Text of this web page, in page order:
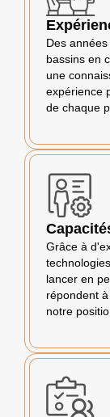
Des
bassins en
une
expérience
de chaque
Grâce à
lancer en
répondent
notre